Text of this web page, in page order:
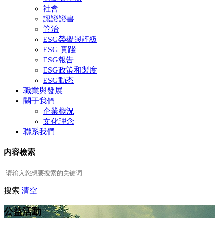
社會
認證證書
管治
ESG榮譽與評級
ESG 實踐
ESG報告
ESG政策和製度
ESG動态
職業與發展
關于我們
企業概況
文化理念
聯系我們
内容檢索
搜索 清空
公益活動